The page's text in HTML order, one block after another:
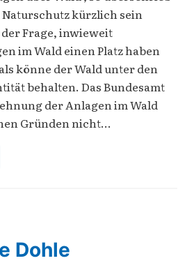
Naturschutz kürzlich sein
Frage, inwieweit
im Wald einen Platz haben
könne der Wald unter den
behalten. Das Bundesamt
der Anlagen im Wald
Gründen nicht…
Dohle